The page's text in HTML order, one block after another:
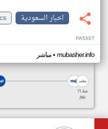
اخبار السعودية
PA53ST
مباشر• mubasher.info
منذ ١٦
يوم